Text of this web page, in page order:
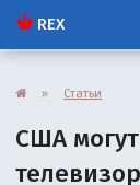
REX
» Статьи
США